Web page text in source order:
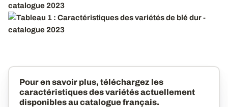
catalogue 2023
Pour en savoir plus, téléchargez les
caractéristiques des variétés actuellement
disponibles au catalogue français.